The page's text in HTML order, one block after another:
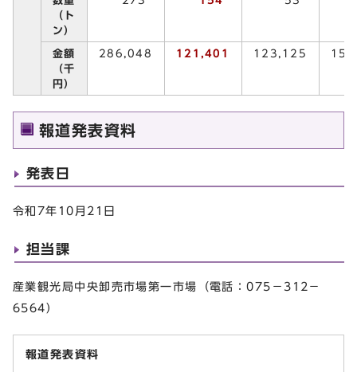
（ト
ン）
金額
（千
円）
286,048 121,401 123,125
報道発表資料
発表日
令和7年10月21日
担当課
産業観光局中央卸売市場第一市場（電話：075－312－
6564）
報道発表資料